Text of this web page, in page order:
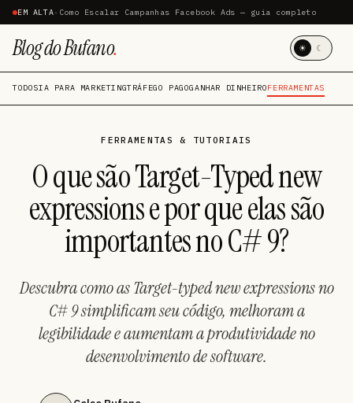
EM ALTA· Como Escalar Campanhas Facebook Ads — guia completo
Blog do Bufano. ☀ ☾
TODOSIA PARA MARKETINGTRÁFEGO PAGOGANHAR DINHEIROFERRAMENTAS
FERRAMENTAS & TUTORIAIS
O que são Target-Typed new
expressions e por que elas são
importantes no C# 9?
Descubra como as Target-typed new expressions no
C# 9 simplificam seu código, melhoram a
legibilidade e aumentam a produtividade no
desenvolvimento de software.